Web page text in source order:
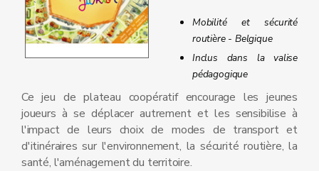
Mobilité et sécurité
routière - Belgique
Inclus dans la valise
pédagogique
Ce jeu de plateau coopératif encourage les jeunes
joueurs à se déplacer autrement et les sensibilise à
l'impact de leurs choix de modes de transport et
d'itinéraires sur l'environnement, la sécurité routière, la
santé, l'aménagement du territoire.